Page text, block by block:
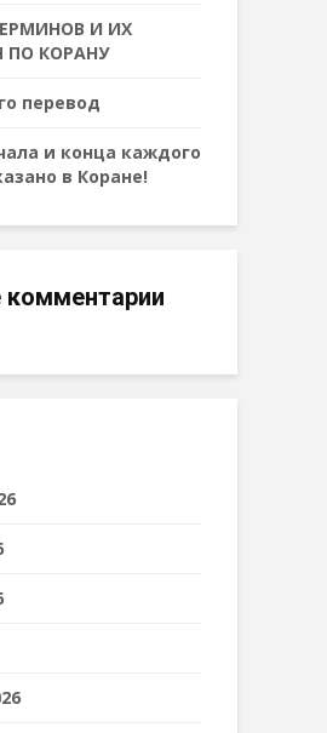
И ИХ
ПО КОРАНУ
перевод
и конца каждого
в Коране!